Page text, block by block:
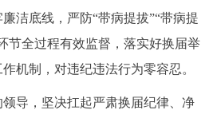
한국어
FRANÇAIS РУССКИЙ ЯЗЫК
洁底线，严防“带病提拔”“带病提
节全过程有效监督，落实好换届举
机制，对违纪违法行为零容忍。
，坚决扛起严肃换届纪律、净